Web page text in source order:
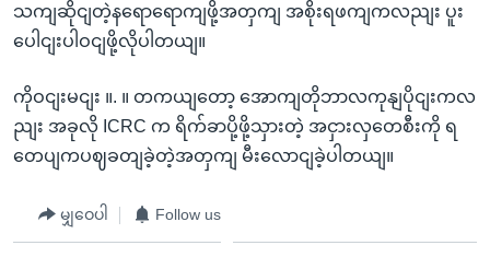
သကျဆိုငျတဲ့နရောရောကျဖို့အတှကျ အစိုးရဖကျကလညျး ပူး
ပေါငျးပါဝငျဖို့လိုပါတယျ။
ကိုဝငျးမငျး ။. ။ တကယျတော့ အောကျတိုဘာလကုနျပိုငျးကလ
ညျး အခုလို ICRC က ရိက်ခာပို့ဖို့သှားတဲ့ အငှားလှတေစီးကို ရ
တေပျကပဈခတျခဲ့တဲ့အတှကျ မီးလောငျခဲ့ပါတယျ။
မျှဝေပါ Follow us